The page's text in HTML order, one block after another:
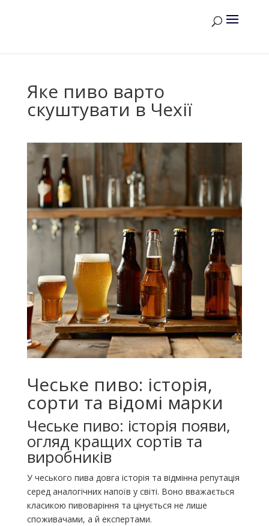
Яке пиво варто
скуштувати в Чехії
Чеське пиво: історія,
сорти та відомі марки
Чеське пиво: історія появи,
огляд кращих сортів та
виробників
У чеського пива довга історія та відмінна репутація
серед аналогічних напоїв у світі. Воно вважається
класикою пивоваріння та цінується не лише
споживачами, а й експертами.